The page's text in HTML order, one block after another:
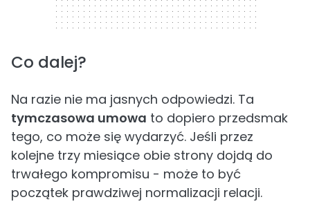
Co dalej?
Na razie nie ma jasnych odpowiedzi. Ta
tymczasowa umowa to dopiero przedsmak
tego, co może się wydarzyć. Jeśli przez
kolejne trzy miesiące obie strony dojdą do
trwałego kompromisu - może to być
początek prawdziwej normalizacji relacji.